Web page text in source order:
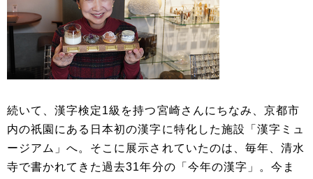
続いて、漢字検定1級を持つ宮崎さんにちなみ、京都市
内の祇園にある日本初の漢字に特化した施設「漢字ミュ
ージアム」へ。そこに展示されていたのは、毎年、清水
寺で書かれてきた過去31年分の「今年の漢字」。今ま